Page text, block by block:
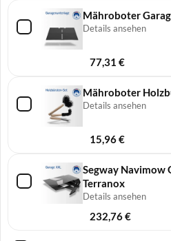
Mähroboter
Details ansehen
77,31 €
Mähroboter
Details ansehen
15,96€
Segway Navimow
Terranox
Details ansehen
232,76€